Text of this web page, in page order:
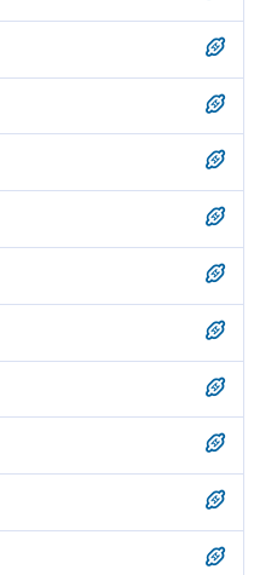
yalanladı.
peygamberleri
Peygamber´in
yalanladılar.
suçladı.
itham etti.
yalanladı.
tekzîb